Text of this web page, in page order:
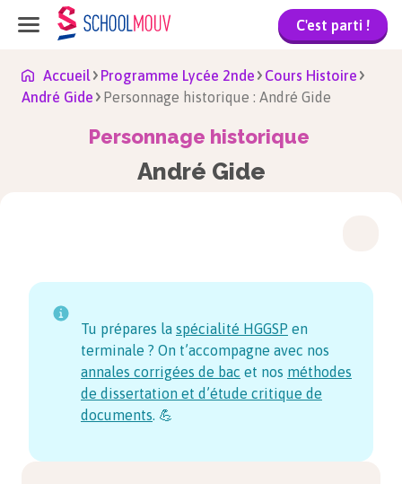
C'est parti !
Accueil Programme Lycée 2nde
Cours Histoire
André Gide
Personnage historique : André Gide
Personnage historique
André Gide
Tu prépares la spécialité HGGSP en
terminale ? On t’accompagne avec nos
annales corrigées de bac et nos méthodes
de dissertation et d’étude critique de
documents. 💪